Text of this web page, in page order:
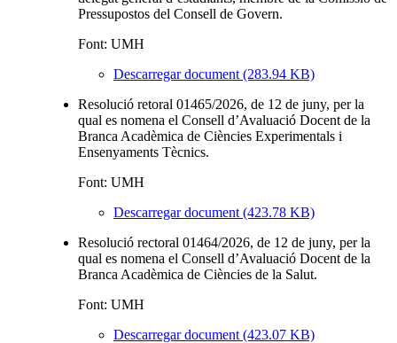
Pressupostos del Consell de Govern.
Font: UMH
Descarregar document (283.94 KB)
Resolució retoral 01465/2026, de 12 de juny, per la
qual es nomena el Consell d’Avaluació Docent de la
Branca Acadèmica de Ciències Experimentals i
Ensenyaments Tècnics.
Font: UMH
Descarregar document (423.78 KB)
Resolució rectoral 01464/2026, de 12 de juny, per la
qual es nomena el Consell d’Avaluació Docent de la
Branca Acadèmica de Ciències de la Salut.
Font: UMH
Descarregar document (423.07 KB)